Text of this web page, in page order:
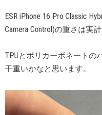
ESR iPhone 16 Pro Classic
Camera Control)の重さは実
TPUとポリカーボネートの
干重いかなと思います。